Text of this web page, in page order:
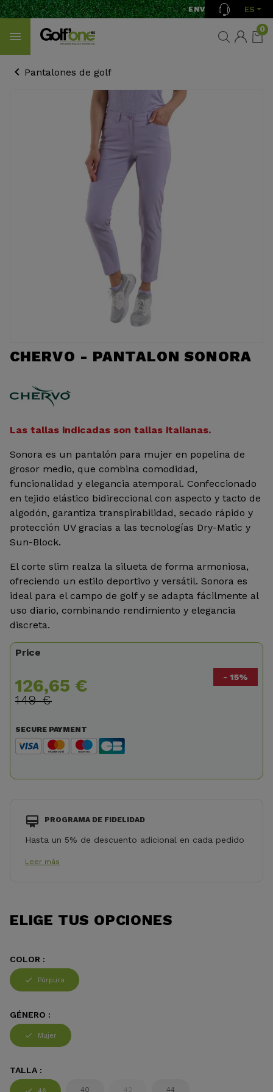
ENVÍO GRATIS AES
0
Pantalones de golf
CHERVO - PANTALON SONORA
Las tallas indicadas son tallas italianas.
Sonora es un pantalón para mujer en popelina de
grosor medio, que combina comodidad,
funcionalidad y elegancia atemporal. Confeccionado
en tejido elástico bidireccional con aspecto y tacto de
algodón, garantiza transpirabilidad, secado rápido y
protección UV gracias a las tecnologías Dry-Matic y
Sun-Block.
El corte slim realza la silueta de forma armoniosa,
ofreciendo un estilo deportivo y versátil. Sonora es
ideal para el campo de golf y se adapta fácilmente al
uso diario, combinando rendimiento y elegancia
discreta.
Price
126,65 €
149 €
- 15%
SECURE PAYMENT
PROGRAMA DE FIDELIDAD
Hasta un 5% de descuento adicional en cada pedido
Leer más
ELIGE TUS OPCIONES
COLOR :
Púrpura
GÉNERO :
Mujer
TALLA :
40 42 44